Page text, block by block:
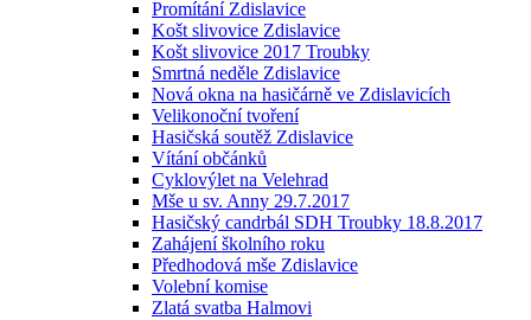
Promítání Zdislavice
Košt slivovice Zdislavice
Košt slivovice 2017 Troubky
Smrtná neděle Zdislavice
Nová okna na hasičárně ve Zdislavicích
Velikonoční tvoření
Hasičská soutěž Zdislavice
Vítání občánků
Cyklovýlet na Velehrad
Mše u sv. Anny 29.7.2017
Hasičský candrbál SDH Troubky 18.8.2017
Zahájení školního roku
Předhodová mše Zdislavice
Volební komise
Zlatá svatba Halmovi